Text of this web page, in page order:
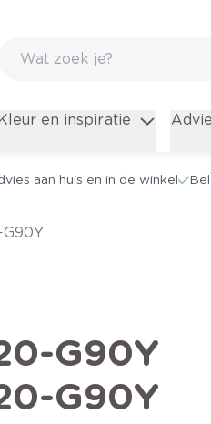
Kleur en inspiratie
aan huis en in de winkel
G90Y
G90Y
G90Y